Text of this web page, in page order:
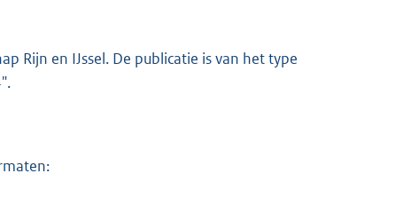
d
Rijn en IJssel. De publicatie is van het type